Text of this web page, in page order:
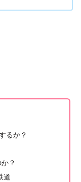
るか？
？
道